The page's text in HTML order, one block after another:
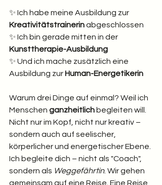
✨ Ich habe meine Ausbildung zur
Kreativitätstrainerin abgeschlossen
✨ Ich bin gerade mitten in der
Kunsttherapie-Ausbildung
✨ Und ich mache zusätzlich eine
Ausbildung zur Human-Energetikerin
Warum drei Dinge auf einmal? Weil ich
Menschen ganzheitlich begleiten will.
Nicht nur im Kopf, nicht nur kreativ –
sondern auch auf seelischer,
körperlicher und energetischer Ebene.
Ich begleite dich – nicht als "Coach",
sondern als Weggefährtin. Wir gehen
gemeinsam auf eine Reise. Eine Reise